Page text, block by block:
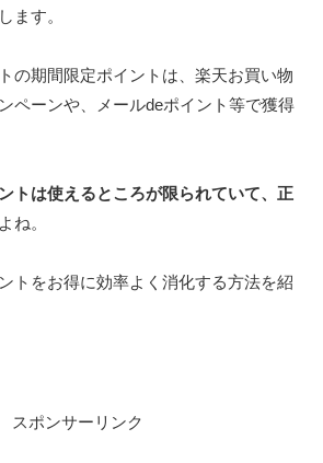
ます。
の期間限定ポイントは、楽天お買い物
ペーンや、メールdeポイント等で獲得
トは使えるところが限られていて、正
ね。
トをお得に効率よく消化する方法を紹
スポンサーリンク